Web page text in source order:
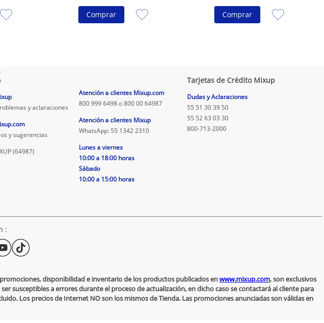
Comprar Comprar
y aclaraciones
y sugerencias
(64987)
Atención a clientes Mixup.com
800 999 6498 o 800 00 64987
Atención a clientes Mixup
WhatsApp: 55 1342 2310
Lunes a viernes
10:00 a 18:00 horas
Sábado
10:00 a 15:00 horas
Tarjetas de Crédito Mixup
Dudas y Aclaraciones
55 51 30 39 50
55 52 63 03 30
800-713-2000
:
disponibilidad e inventario de los productos publicados enwww.mixup.com, son exclusivos
susceptibles a errores durante el proceso de actualización, en dicho caso se contactará al cliente para
Los precios de Internet NO son los mismos de Tienda. Las promociones anunciadas son válidas en